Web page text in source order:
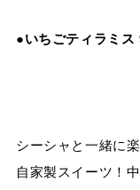
●いちごティラミス
シーシャと一緒に
自家製スイーツ！